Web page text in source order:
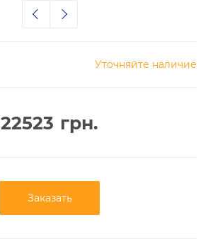
Уточняйте наличие
22523 грн.
Заказать